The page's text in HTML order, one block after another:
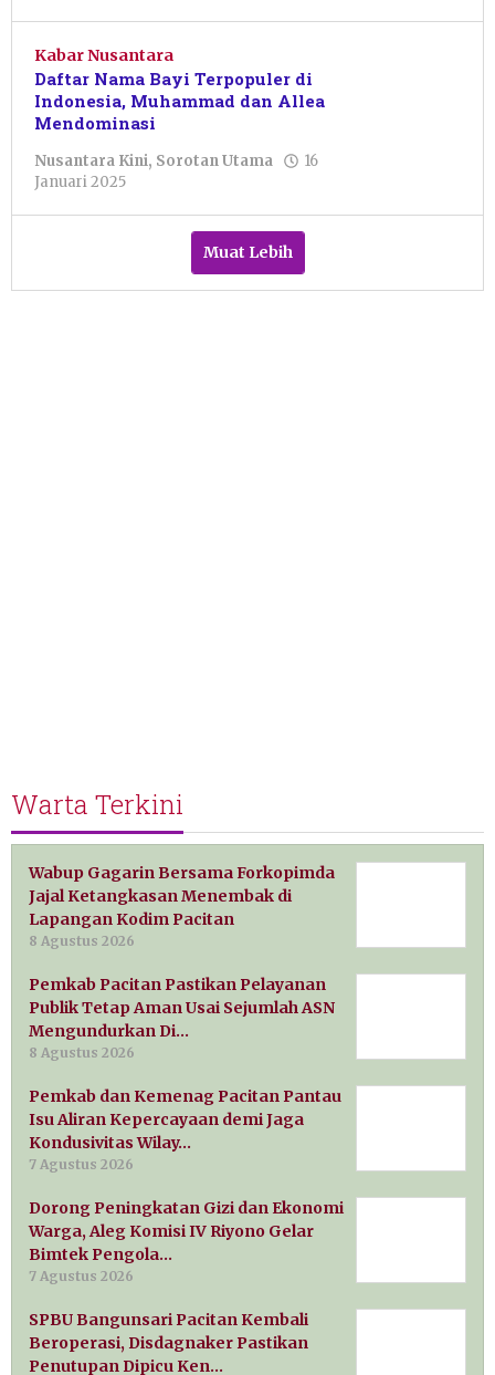
Primanto
Kabar Nusantara
Daftar Nama Bayi Terpopuler di
Indonesia, Muhammad dan Allea
Mendominasi
Nusantara Kini, Sorotan Utama
16
Januari 2025
Muat Lebih
Warta Terkini
Wabup Gagarin Bersama Forkopimda
Jajal Ketangkasan Menembak di
Lapangan Kodim Pacitan
8 Agustus 2026
Pemkab Pacitan Pastikan Pelayanan
Publik Tetap Aman Usai Sejumlah ASN
Mengundurkan Di…
8 Agustus 2026
Pemkab dan Kemenag Pacitan Pantau
Isu Aliran Kepercayaan demi Jaga
Kondusivitas Wilay…
7 Agustus 2026
Dorong Peningkatan Gizi dan Ekonomi
Warga, Aleg Komisi IV Riyono Gelar
Bimtek Pengola…
7 Agustus 2026
SPBU Bangunsari Pacitan Kembali
Beroperasi, Disdagnaker Pastikan
Penutupan Dipicu Ken…